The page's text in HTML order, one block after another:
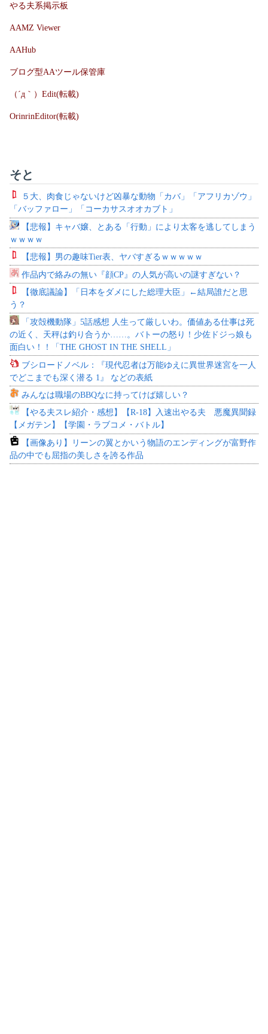
やる夫系掲示板
AAMZ Viewer
AAHub
ブログ型AAツール保管庫
（´д｀）Edit(転載)
OrinrinEditor(転載)
そと
５大、肉食じゃないけど凶暴な動物「カバ」「アフリカゾウ」
「バッファロー」「コーカサスオオカブト」
【悲報】キャバ嬢、とある「行動」により太客を逃してしまう
ｗｗｗｗ
【悲報】男の趣味Tier表、ヤバすぎるｗｗｗｗｗ
作品内で絡みの無い『顔CP』の人気が高いの謎すぎない？
【徹底議論】「日本をダメにした総理大臣」←結局誰だと思
う？
「攻殻機動隊」5話感想 人生って厳しいわ。価値ある仕事は死
の近く、天秤は釣り合うか……。バトーの怒り！少佐ドジっ娘も
面白い！！「THE GHOST IN THE SHELL」
ブシロードノベル：『現代忍者は万能ゆえに異世界迷宮を一人
でどこまでも深く潜る 1』 などの表紙
みんなは職場のBBQなに持ってけば嬉しい？
【やる夫スレ紹介・感想】【R-18】入速出やる夫 悪魔異聞録
【メガテン】【学園・ラブコメ・バトル】
【画像あり】リーンの翼とかいう物語のエンディングが富野作
品の中でも屈指の美しさを誇る作品